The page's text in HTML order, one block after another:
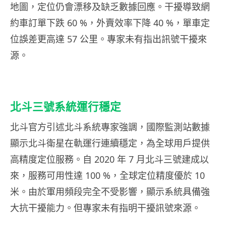
地圖，定位仍會漂移及缺乏數據回應。干擾導致網
約車訂單下跌 60 %，外賣效率下降 40 %，單車定
位誤差更高達 57 公里。專家未有指出訊號干擾來
源。
北斗三號系統運行穩定
北斗官方引述北斗系統專家強調，國際監測站數據
顯示北斗衛星在軌運行連續穩定，為全球用戶提供
高精度定位服務。自 2020 年 7 月北斗三號建成以
來，服務可用性達 100 %，全球定位精度優於 10
米。由於軍用頻段完全不受影響，顯示系統具備強
大抗干擾能力。但專家未有指明干擾訊號來源。